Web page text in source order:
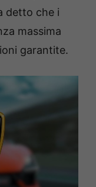
detto che i
massima
garantite.